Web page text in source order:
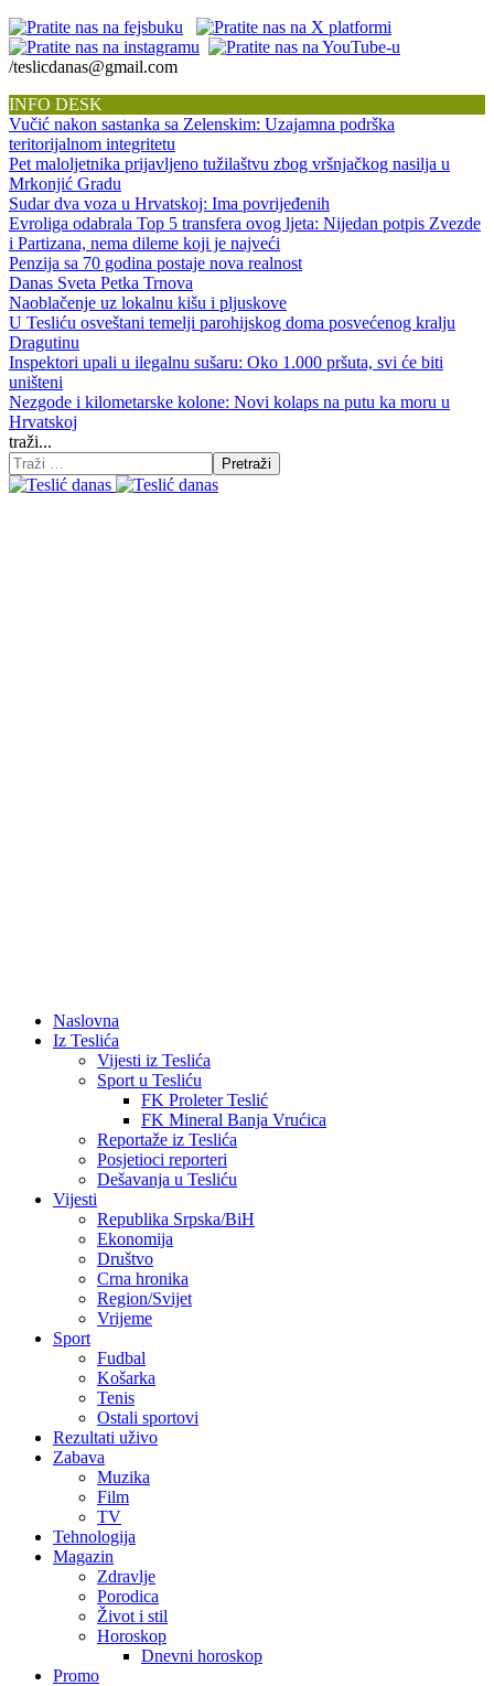
/teslicdanas@gmail.com
INFO DESK
Vučić nakon sastanka sa Zelenskim: Uzajamna podrška
teritorijalnom integritetu
Pet maloljetnika prijavljeno tužilaštvu zbog vršnjačkog nasilja u
Mrkonjić Gradu
Sudar dva voza u Hrvatskoj: Ima povrijeđenih
Evroliga odabrala Top 5 transfera ovog ljeta: Nijedan potpis Zvezde
i Partizana, nema dileme koji je najveći
Penzija sa 70 godina postaje nova realnost
Danas Sveta Petka Trnova
Naoblačenje uz lokalnu kišu i pljuskove
U Tesliću osveštani temelji parohijskog doma posvećenog kralju
Dragutinu
Inspektori upali u ilegalnu sušaru: Oko 1.000 pršuta, svi će biti
uništeni
Nezgode i kilometarske kolone: Novi kolaps na putu ka moru u
Hrvatskoj
traži...
Pretraži
Naslovna
Iz Teslića
Vijesti iz Teslića
Sport u Tesliću
FK Proleter Teslić
FK Mineral Banja Vrućica
Reportaže iz Teslića
Posjetioci reporteri
Dešavanja u Tesliću
Vijesti
Republika Srpska/BiH
Ekonomija
Društvo
Crna hronika
Region/Svijet
Vrijeme
Sport
Fudbal
Košarka
Tenis
Ostali sportovi
Rezultati uživo
Zabava
Muzika
Film
TV
Tehnologija
Magazin
Zdravlje
Porodica
Život i stil
Horoskop
Dnevni horoskop
Promo